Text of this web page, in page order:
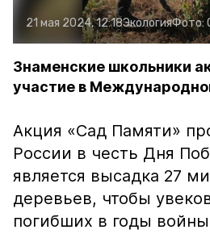
21 мая 2024, 12:18ЭкологияФото:
Знаменские школьники
участие в
Акция «Сад Памяти»
России в честь Дня
является высадка 27
деревьев, чтобы
погибших в годы